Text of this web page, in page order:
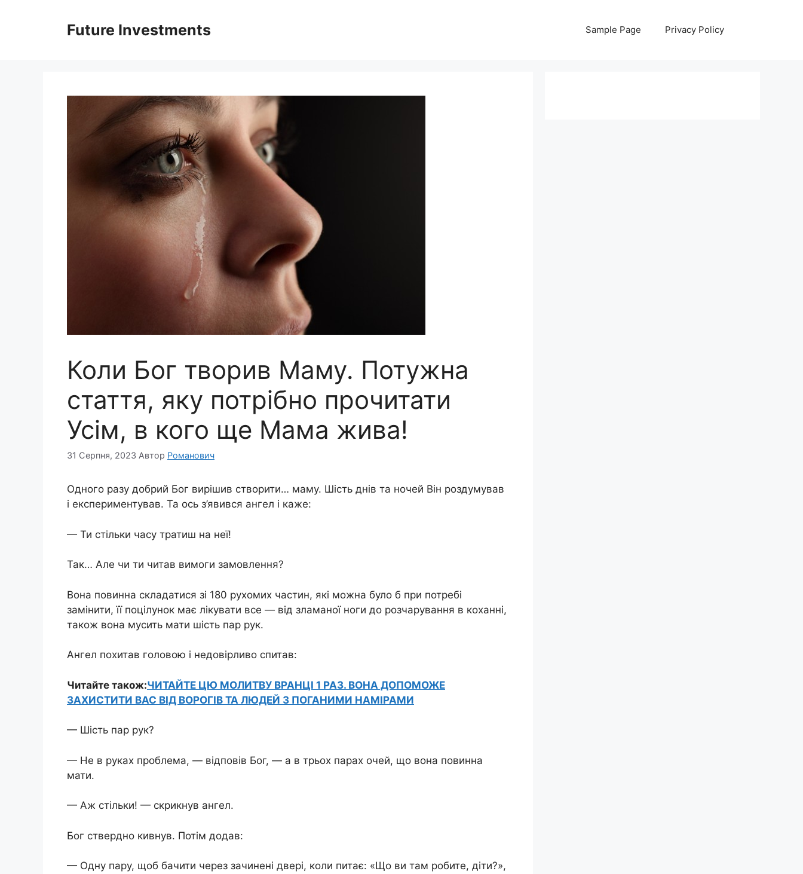
Future Investments Sample Page Privacy Policy
Коли Бог творив Маму. Потужна
стаття, яку потрібно прочитати
Усім, в кого ще Мама жива!
31 Серпня, 2023 Автор Романович
Одного разу добрий Бог вирішив створити… маму. Шість днів та ночей Він роздумував
і експериментував. Та ось з’явився ангел і каже:
— Ти стільки часу тратиш на неї!
Так… Але чи ти читав вимоги замовлення?
Вона повинна складатися зі 180 рухомих частин, які можна було б при потребі
замінити, її поцілунок має лікувати все — від зламаної ноги до розчарування в коханні,
також вона мусить мати шість пар рук.
Ангел похитав головою і недовірливо спитав:
Читайте також:ЧИТАЙТЕ ЦЮ МОЛИТВУ ВРАНЦІ 1 РАЗ. ВОНА ДОПОМОЖЕ
ЗАХИСТИТИ ВАС ВІД ВОРОГІВ ТА ЛЮДЕЙ З ПОГАНИМИ НАМІРАМИ
— Шість пар рук?
— Не в руках проблема, — відповів Бог, — а в трьох парах очей, що вона повинна
мати.
— Аж стільки! — скрикнув ангел.
Бог ствердно кивнув. Потім додав:
— Одну пару, щоб бачити через зачинені двері, коли питає: «Що ви там робите, діти?»,